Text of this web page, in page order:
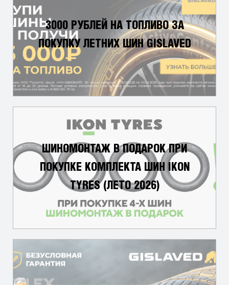
3000 РУБЛЕЙ НА ТОПЛИВО ЗА
ПОКУПКУ ЛЕТНИХ ШИН GISLAVED
ШИНОМОНТАЖ В ПОДАРОК ПРИ
ПОКУПКЕ КОМПЛЕКТА ШИН IKON
TYRES (ЛЕТО 2026)